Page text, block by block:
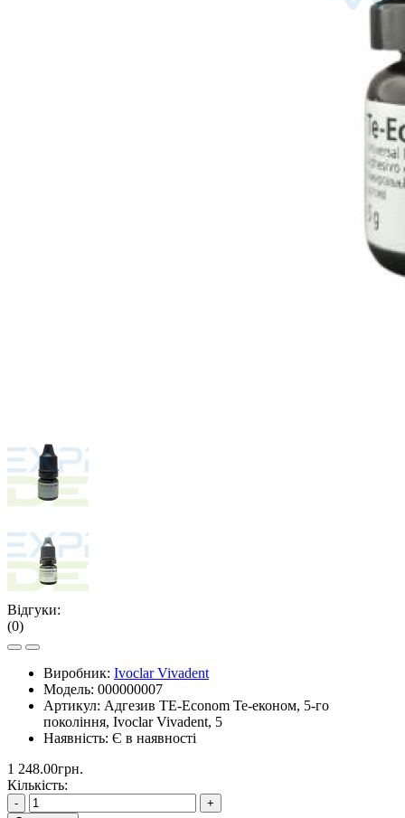
Відгуки:
(0)
Виробник: Ivoclar Vivadent
Модель: 000000007
Артикул: Адгезив TE-Econom Те-економ, 5-го
покоління, Ivoclar Vivadent, 5
Наявність: Є в наявності
1 248.00грн.
Кількість:
-
+